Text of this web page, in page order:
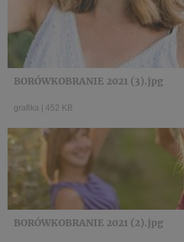
BORÓWKOBRANIE 2021 (3).jpg
grafika 452 KB
BORÓWKOBRANIE 2021 (2).jpg